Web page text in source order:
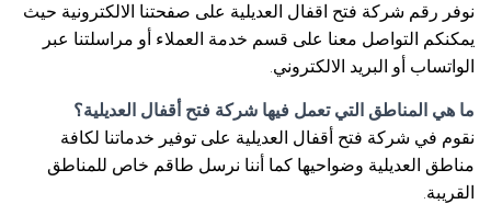
نوفر رقم شركة فتح اقفال العديلية على صفحتنا الالكترونية حيث
يمكنكم التواصل معنا على قسم خدمة العملاء أو مراسلتنا عبر
الواتساب أو البريد الالكتروني.
ما هي المناطق التي تعمل فيها شركة فتح أقفال العديلية؟
نقوم في شركة فتح أقفال العديلية على توفير خدماتنا لكافة
مناطق العديلية وضواحيها كما أننا نرسل طاقم خاص للمناطق
القريبة.